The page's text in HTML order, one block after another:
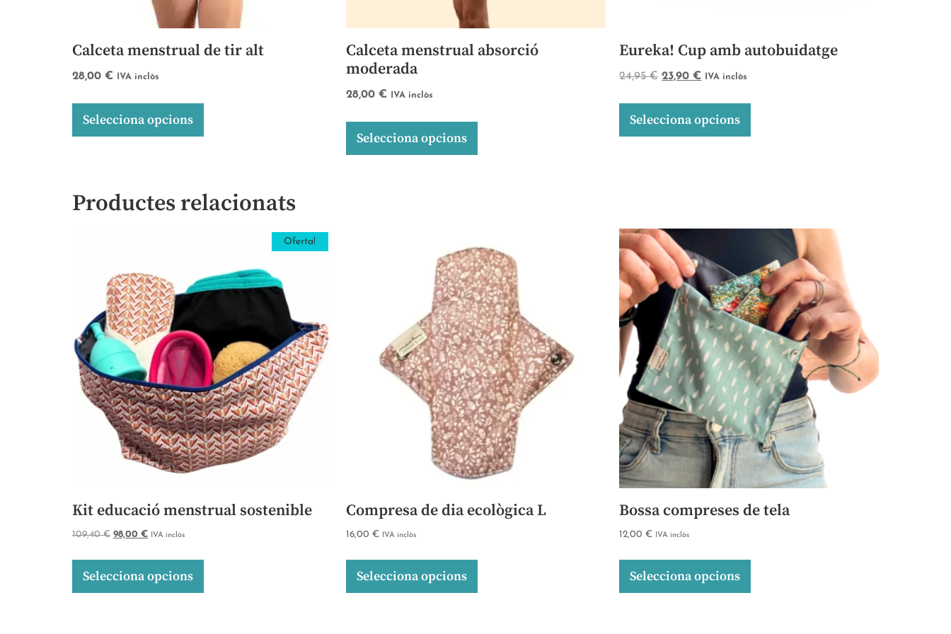
Calceta menstrual de tir alt
28,00 € IVA inclòs
Selecciona opcions
Calceta menstrual absorció
moderada
28,00 € IVA inclòs
Selecciona opcions
Eureka! Cup amb autobuidatge
24,95€ 23,90€ IVA inclòs
Selecciona opcions
Productes relacionats
Oferta!
Kit educació menstrual sostenible
109,40€ 98,00 € IVA inclòs
Selecciona opcions
Compresa de dia ecològica L
16,00 € IVA inclòs
Selecciona opcions
Bossa compreses de tela
12,00 € IVA inclòs
Selecciona opcions